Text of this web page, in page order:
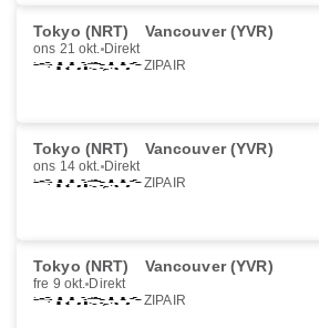
Tokyo (NRT) Vancouver (YVR)
ons 21 okt. Direkt
ZIPAIR
Tokyo (NRT) Vancouver (YVR)
ons 14 okt. Direkt
ZIPAIR
Tokyo (NRT) Vancouver (YVR)
fre 9 okt. Direkt
ZIPAIR